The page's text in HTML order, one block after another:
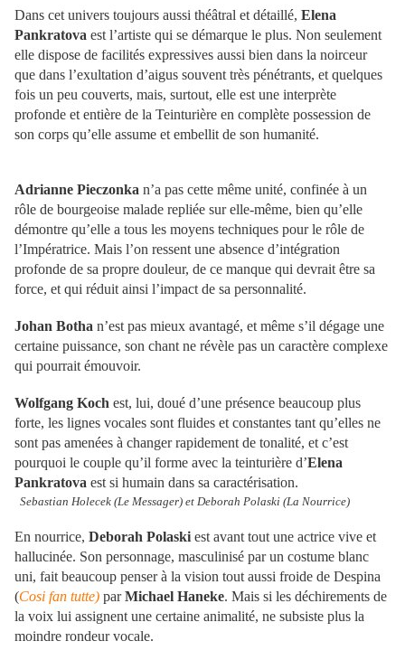
Dans cet univers toujours aussi théâtral et détaillé, Elena
Pankratova est l’artiste qui se démarque le plus. Non seulement
elle dispose de facilités expressives aussi bien dans la noirceur
que dans l’exultation d’aigus souvent très pénétrants, et quelques
fois un peu couverts, mais, surtout, elle est une interprète
profonde et entière de la Teinturière en complète possession de
son corps qu’elle assume et embellit de son humanité.
Adrianne Pieczonka n’a pas cette même unité, confinée à un
rôle de bourgeoise malade repliée sur elle-même, bien qu’elle
démontre qu’elle a tous les moyens techniques pour le rôle de
l’Impératrice. Mais l’on ressent une absence d’intégration
profonde de sa propre douleur, de ce manque qui devrait être sa
force, et qui réduit ainsi l’impact de sa personnalité.
Johan Botha n’est pas mieux avantagé, et même s’il dégage une
certaine puissance, son chant ne révèle pas un caractère complexe
qui pourrait émouvoir.
Wolfgang Koch est, lui, doué d’une présence beaucoup plus
forte, les lignes vocales sont fluides et constantes tant qu’elles ne
sont pas amenées à changer rapidement de tonalité, et c’est
pourquoi le couple qu’il forme avec la teinturière d’Elena
Pankratova est si humain dans sa caractérisation.
Sebastian Holecek (Le Messager) et Deborah Polaski (La Nourrice)
En nourrice, Deborah Polaski est avant tout une actrice vive et
hallucinée. Son personnage, masculinisé par un costume blanc
uni, fait beaucoup penser à la vision tout aussi froide de Despina
(Cosi fan tutte) parMichael Haneke. Mais si les déchirements de
la voix lui assignent une certaine animalité, ne subsiste plus la
moindre rondeur vocale.